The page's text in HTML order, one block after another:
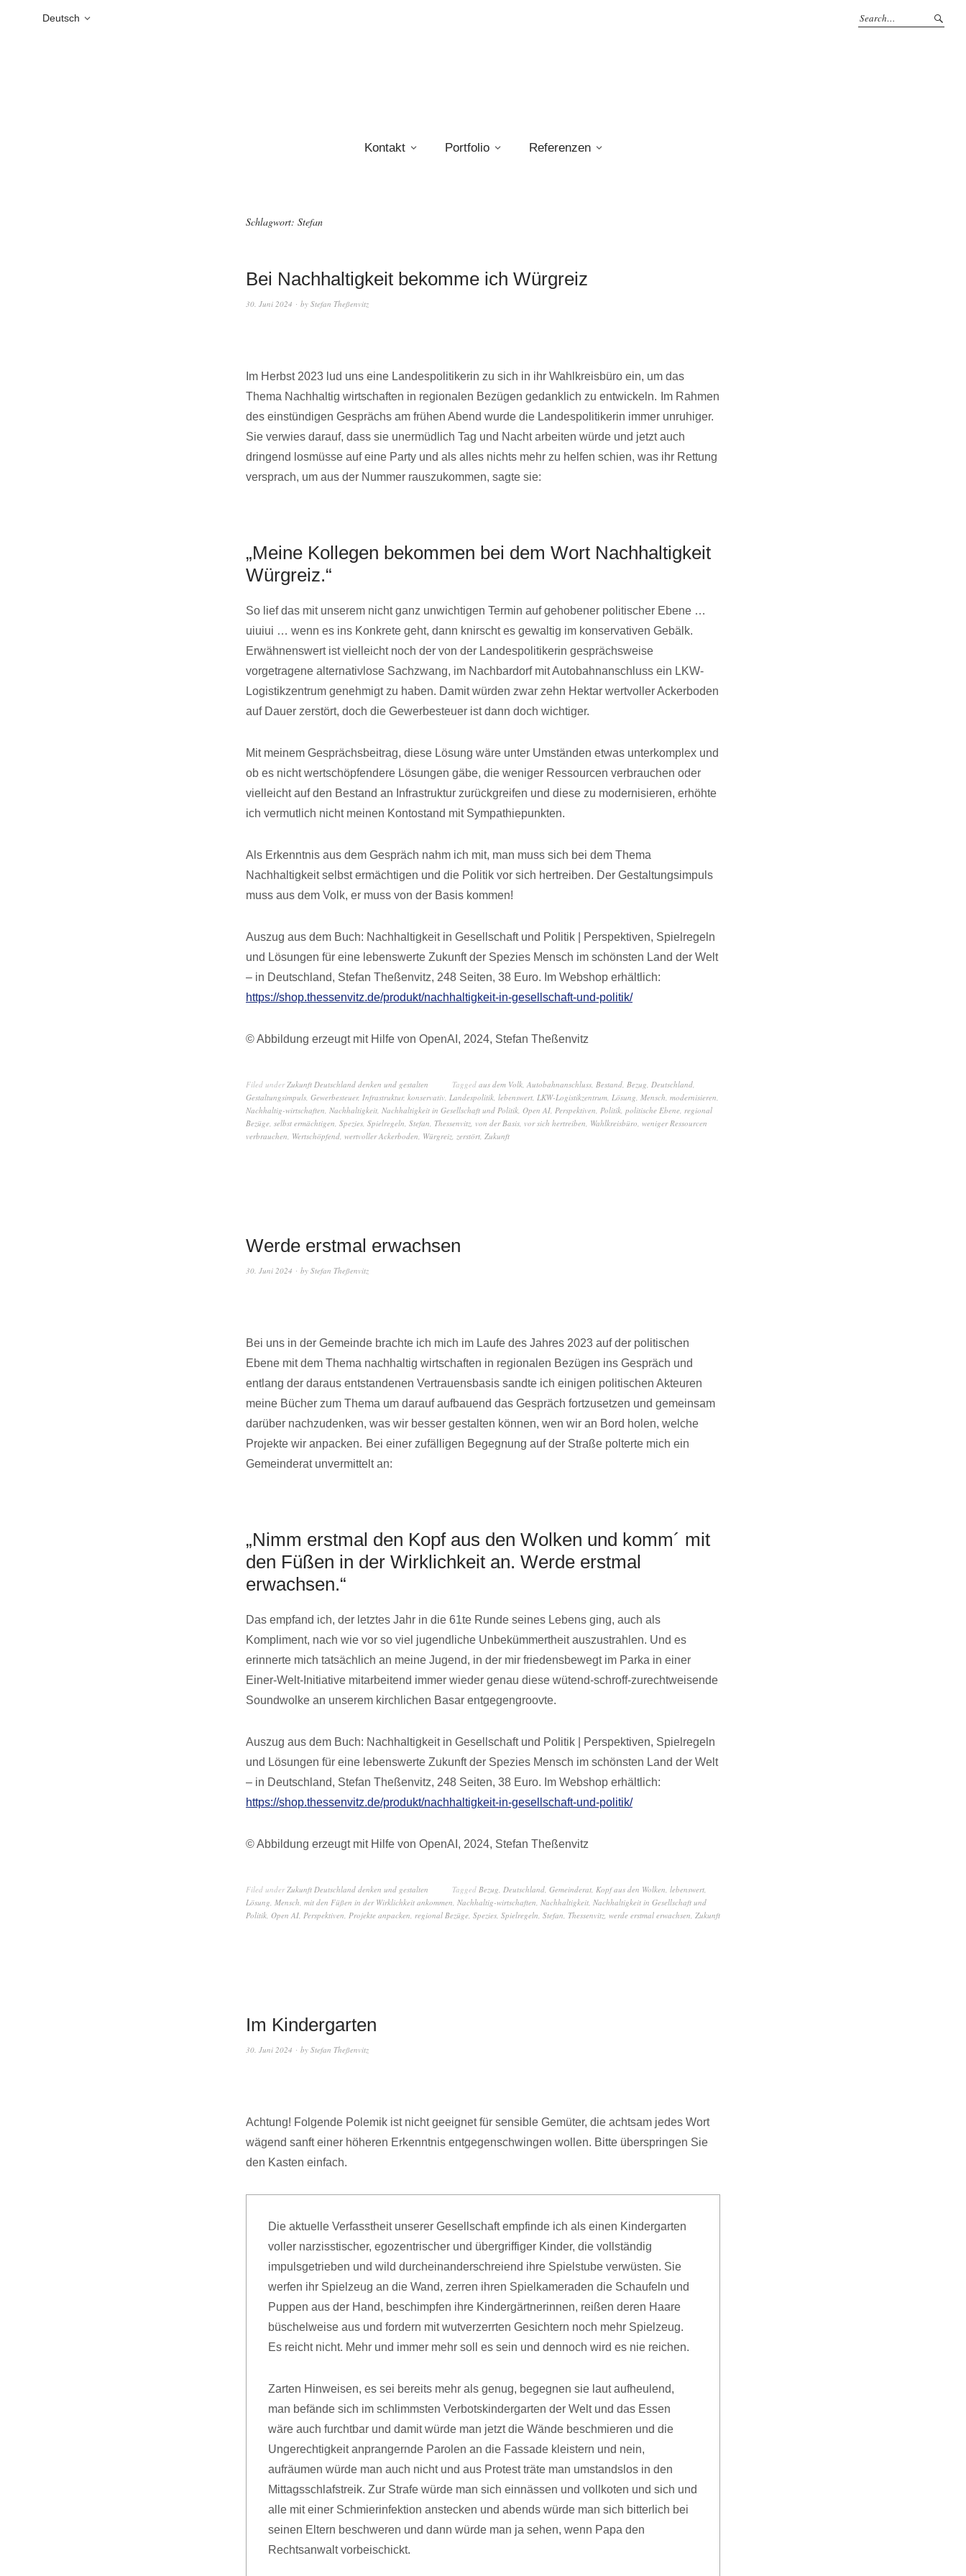
Deutsch
Kontakt Portfolio Referenzen
Schlagwort: Stefan
Bei Nachhaltigkeit bekomme ich Würgreiz
30. Juni 2024 by Stefan Theßenvitz
Im Herbst 2023 lud uns eine Landespolitikerin zu sich in ihr Wahlkreisbüro ein, um das
Thema Nachhaltig wirtschaften in regionalen Bezügen gedanklich zu entwickeln.
Im Rahmen
des einstündigen Gesprächs am frühen Abend wurde die Landespolitikerin immer unruhiger.
Sie verwies darauf, dass sie unermüdlich Tag und Nacht arbeiten würde und jetzt auch
dringend losmüsse auf eine Party und als alles nichts mehr zu helfen schien, was ihr Rettung
versprach, um aus der Nummer rauszukommen, sagte sie:
„Meine Kollegen bekommen bei dem Wort Nachhaltigkeit
Würgreiz.“
So lief das mit unserem nicht ganz unwichtigen Termin auf gehobener politischer Ebene …
uiuiui … wenn es ins Konkrete geht, dann knirscht es gewaltig im konservativen Gebälk.
Erwähnenswert ist vielleicht noch der von der Landespolitikerin gesprächsweise
vorgetragene alternativlose Sachzwang, im Nachbardorf mit Autobahnanschluss ein LKW-
Logistikzentrum genehmigt zu haben. Damit würden zwar zehn Hektar wertvoller Ackerboden
auf Dauer zerstört, doch die Gewerbesteuer ist dann doch wichtiger.
Mit meinem Gesprächsbeitrag, diese Lösung wäre unter Umständen etwas unterkomplex und
ob es nicht wertschöpfendere Lösungen gäbe, die weniger Ressourcen verbrauchen oder
vielleicht auf den Bestand an Infrastruktur zurückgreifen und diese zu modernisieren, erhöhte
ich vermutlich nicht meinen Kontostand mit Sympathiepunkten.
Als Erkenntnis aus dem Gespräch nahm ich mit, man muss sich bei dem Thema
Nachhaltigkeit selbst ermächtigen und die Politik vor sich hertreiben. Der Gestaltungsimpuls
muss aus dem Volk, er muss von der Basis kommen!
Auszug aus dem Buch: Nachhaltigkeit in Gesellschaft und Politik | Perspektiven, Spielregeln
und Lösungen für eine lebenswerte Zukunft der Spezies Mensch im schönsten Land der Welt
– in Deutschland, Stefan Theßenvitz, 248 Seiten, 38 Euro. Im Webshop erhältlich:
https://shop.thessenvitz.de/produkt/nachhaltigkeit-in-gesellschaft-und-politik/
© Abbildung erzeugt mit Hilfe von OpenAI, 2024, Stefan Theßenvitz
Filed underZukunft Deutschland denken und gestalten Tagged aus dem Volk, Autobahnanschluss, Bestand, Bezug, Deutschland,
Gestaltungsimpuls, Gewerbesteuer, Infrastruktur, konservativ, Landespolitik, lebenswert, LKW-Logistikzentrum, Lösung, Mensch, modernisieren,
Nachhaltig-wirtschaften, Nachhaltigkeit, Nachhaltigkeit in Gesellschaft und Politik, Open AI, Perspektiven, Politik, politische Ebene, regional
Bezüge, selbst ermächtigen, Spezies, Spielregeln, Stefan, Thessenvitz, von der Basis, vor sich hertreiben, Wahlkreisbüro, weniger Ressourcen
verbrauchen, Wertschöpfend, wertvoller Ackerboden, Würgreiz, zerstört, Zukunft
Werde erstmal erwachsen
30. Juni 2024 by Stefan Theßenvitz
Bei uns in der Gemeinde brachte ich mich im Laufe des Jahres 2023 auf der politischen
Ebene mit dem Thema nachhaltig wirtschaften in regionalen Bezügen ins Gespräch und
entlang der daraus entstandenen Vertrauensbasis sandte ich einigen politischen Akteuren
meine Bücher zum Thema um darauf aufbauend das Gespräch fortzusetzen und gemeinsam
darüber nachzudenken, was wir besser gestalten können, wen wir an Bord holen, welche
Projekte wir anpacken. Bei einer zufälligen Begegnung auf der Straße polterte mich ein
Gemeinderat unvermittelt an:
„Nimm erstmal den Kopf aus den Wolken und komm´ mit
den Füßen in der Wirklichkeit an. Werde erstmal
erwachsen.“
Das empfand ich, der letztes Jahr in die 61te Runde seines Lebens ging, auch als
Kompliment, nach wie vor so viel jugendliche Unbekümmertheit auszustrahlen. Und es
erinnerte mich tatsächlich an meine Jugend, in der mir friedensbewegt im Parka in einer
Einer-Welt-Initiative mitarbeitend immer wieder genau diese wütend-schroff-zurechtweisende
Soundwolke an unserem kirchlichen Basar entgegengroovte.
Auszug aus dem Buch: Nachhaltigkeit in Gesellschaft und Politik | Perspektiven, Spielregeln
und Lösungen für eine lebenswerte Zukunft der Spezies Mensch im schönsten Land der Welt
– in Deutschland, Stefan Theßenvitz, 248 Seiten, 38 Euro. Im Webshop erhältlich:
https://shop.thessenvitz.de/produkt/nachhaltigkeit-in-gesellschaft-und-politik/
© Abbildung erzeugt mit Hilfe von OpenAI, 2024, Stefan Theßenvitz
Filed underZukunft Deutschland denken und gestalten Tagged Bezug, Deutschland, Gemeinderat, Kopf aus den Wolken, lebenswert,
Lösung, Mensch, mit den Füßen in der Wirklichkeit ankommen, Nachhaltig-wirtschaften, Nachhaltigkeit, Nachhaltigkeit in Gesellschaft und
Politik, Open AI, Perspektiven, Projekte anpacken, regional Bezüge, Spezies, Spielregeln, Stefan, Thessenvitz, werde erstmal erwachsen, Zukunft
Im Kindergarten
30. Juni 2024 by Stefan Theßenvitz
Achtung! Folgende Polemik ist nicht geeignet für sensible Gemüter, die achtsam jedes Wort
wägend sanft einer höheren Erkenntnis entgegenschwingen wollen. Bitte überspringen Sie
den Kasten einfach.
Die aktuelle Verfasstheit unserer Gesellschaft empfinde ich als einen Kindergarten
voller narzisstischer, egozentrischer und übergriffiger Kinder, die vollständig
impulsgetrieben und wild durcheinanderschreiend ihre Spielstube verwüsten. Sie
werfen ihr Spielzeug an die Wand, zerren ihren Spielkameraden die Schaufeln und
Puppen aus der Hand, beschimpfen ihre Kindergärtnerinnen, reißen deren Haare
büschelweise aus und fordern mit wutverzerrten Gesichtern noch mehr Spielzeug.
Es reicht nicht. Mehr und immer mehr soll es sein und dennoch wird es nie reichen.
Zarten Hinweisen, es sei bereits mehr als genug, begegnen sie laut aufheulend,
man befände sich im schlimmsten Verbotskindergarten der Welt und das Essen
wäre auch furchtbar und damit würde man jetzt die Wände beschmieren und die
Ungerechtigkeit anprangernde Parolen an die Fassade kleistern und nein,
aufräumen würde man auch nicht und aus Protest träte man umstandslos in den
Mittagsschlafstreik. Zur Strafe würde man sich einnässen und vollkoten und sich und
alle mit einer Schmierinfektion anstecken und abends würde man sich bitterlich bei
seinen Eltern beschweren und dann würde man ja sehen, wenn Papa den
Rechtsanwalt vorbeischickt.